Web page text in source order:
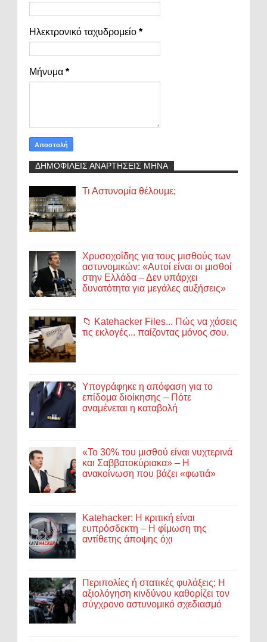
Ηλεκτρονικό ταχυδρομείο *
Μήνυμα *
ΔΗΜΟΦΙΛΕΙΣ ΑΝΑΡΤΗΣΕΙΣ ΜΗΝΑ
Τι Αστυνομία θέλουμε;
Χρυσοχοΐδης για τους μισθούς των
αστυνομικών: «Αυτοί είναι οι μισθοί
στην Ελλάδα – Δεν υπάρχει
δυνατότητα για μεγάλες αυξήσεις»
📁 Katehacker Files... Πώς να χάσεις
τις εκλογές... παίζοντας μόνος σου.
Υπογράφηκε η απόφαση για το
επίδομα διοίκησης – Πότε
αναμένεται η καταβολή
«Το 30% του μισθού είναι νυχτερινά
και Σαββατοκύριακα» – Η
ανακοίνωση που βάζει «φωτιά»
Katehacker: Η κριτική είναι
ευπρόσδεκτη – Η φίμωση της
αντίθετης άποψης όχι
Περιπολίες ή στατικές φυλάξεις; Η
αξιολόγηση κινδύνου καθορίζει τον
σύγχρονο αστυνομικό σχεδιασμό